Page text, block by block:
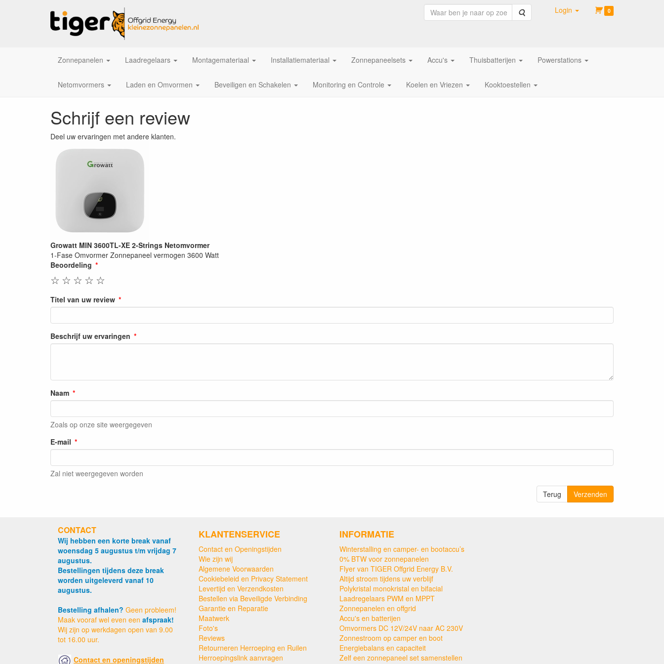
Zoeken Login 0
Zonnepanelen Laadregelaars Montagemateriaal Installatiemateriaal Zonnepaneelsets Accu's Thuisbatterijen Powerstations
Netomvormers Laden en Omvormen Beveiligen en Schakelen Monitoring en Controle Koelen en Vriezen Kooktoestellen
Schrijf een review
Deel uw ervaringen met andere klanten.
Growatt MIN 3600TL-XE 2-Strings Netomvormer
1-Fase Omvormer Zonnepaneel vermogen 3600 Watt
Beoordeling
☆
☆
☆
☆
☆
Titel van uw review
Beschrijf uw ervaringen
Naam
Zoals op onze site weergegeven
E-mail
Zal niet weergegeven worden
Terug Verzenden
CONTACT
Wij hebben een korte break vanaf
woensdag 5 augustus t/m vrijdag 7
augustus.
Bestellingen tijdens deze break
worden uitgeleverd vanaf 10
augustus.
Bestelling afhalen? Geen probleem!
Maak vooraf wel even een afspraak!
Wij zijn op werkdagen open van 9.00
tot 16.00 uur.
Contact en openingstijden
KLANTENSERVICE
Contact en Openingstijden
Wie zijn wij
Algemene Voorwaarden
Cookiebeleid en Privacy Statement
Levertijd en Verzendkosten
Bestellen via Beveiligde Verbinding
Garantie en Reparatie
Maatwerk
Foto's
Reviews
Retourneren Herroeping en Ruilen
Herroepingslink aanvragen
INFORMATIE
Winterstalling en camper- en bootaccu’s
0% BTW voor zonnepanelen
Flyer van TIGER Offgrid Energy B.V.
Altijd stroom tijdens uw verblijf
Polykristal monokristal en bifacial
Laadregelaars PWM en MPPT
Zonnepanelen en offgrid
Accu's en batterijen
Omvormers DC 12V/24V naar AC 230V
Zonnestroom op camper en boot
Energiebalans en capaciteit
Zelf een zonnepaneel set samenstellen